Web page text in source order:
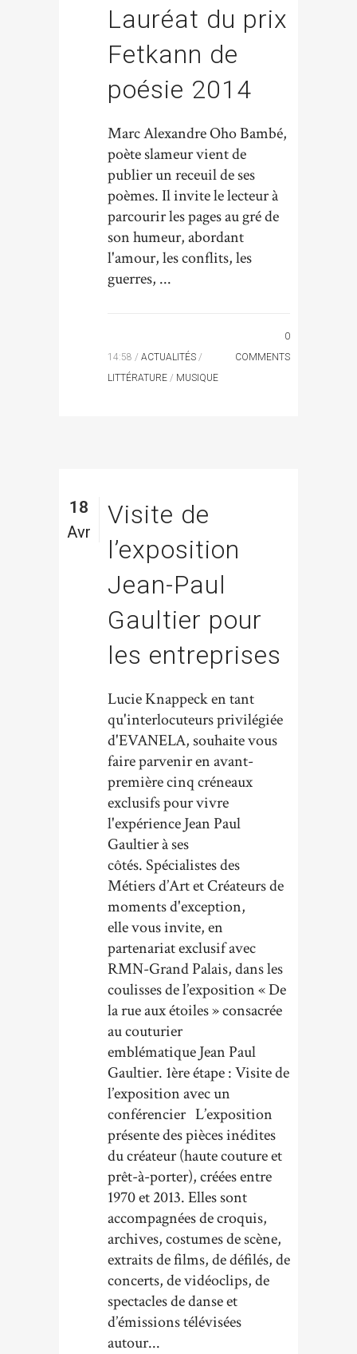
Lauréat du prix
Fetkann de
poésie 2014
Marc Alexandre Oho Bambé,
poète slameur vient de
publier un receuil de ses
poèmes. Il invite le lecteur à
parcourir les pages au gré de
son humeur, abordant
l'amour, les conflits, les
guerres, ...
14:58 / ACTUALITÉS /
LITTÉRATURE / MUSIQUE
0
COMMENTS
18
Avr
Visite de
l’exposition
Jean-Paul
Gaultier pour
les entreprises
Lucie Knappeck en tant
qu'interlocuteurs privilégiée
d'EVANELA, souhaite vous
faire parvenir en avant-
première cinq créneaux
exclusifs pour vivre
l'expérience Jean Paul
Gaultier à ses
côtés. Spécialistes des
Métiers d’Art et Créateurs de
moments d'exception,
elle vous invite, en
partenariat exclusif avec
RMN-Grand Palais, dans les
coulisses de l’exposition « De
la rue aux étoiles » consacrée
au couturier
emblématique Jean Paul
Gaultier. 1ère étape : Visite de
l’exposition avec un
conférencier L’exposition
présente des pièces inédites
du créateur (haute couture et
prêt-à-porter), créées entre
1970 et 2013. Elles sont
accompagnées de croquis,
archives, costumes de scène,
extraits de films, de défilés, de
concerts, de vidéoclips, de
spectacles de danse et
d’émissions télévisées
autour...